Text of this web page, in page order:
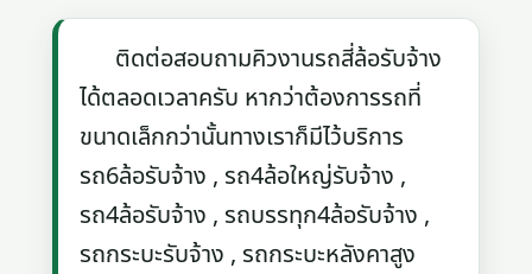
ติดต่อสอบถามคิวงานรถสี่ล้อรับจ้าง
ได้ตลอดเวลาครับ หากว่าต้องการรถที่
ขนาดเล็กกว่านั้นทางเราก็มีไว้บริการ
รถ6ล้อรับจ้าง , รถ4ล้อใหญ่รับจ้าง ,
รถ4ล้อรับจ้าง , รถบรรทุก4ล้อรับจ้าง ,
รถกระบะรับจ้าง , รถกระบะหลังคาสูง